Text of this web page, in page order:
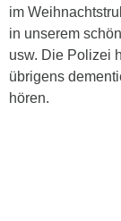
im
in unserem
usw. Die Polizei
übrigens
hören.